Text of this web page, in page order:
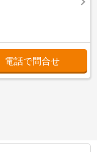
電話で問合せ